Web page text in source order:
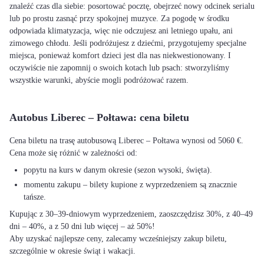
znaleźć czas dla siebie: posortować pocztę, obejrzeć nowy odcinek serialu
lub po prostu zasnąć przy spokojnej muzyce. Za pogodę w środku
odpowiada klimatyzacja, więc nie odczujesz ani letniego upału, ani
zimowego chłodu. Jeśli podróżujesz z dziećmi, przygotujemy specjalne
miejsca, ponieważ komfort dzieci jest dla nas niekwestionowany. I
oczywiście nie zapomnij o swoich kotach lub psach: stworzyliśmy
wszystkie warunki, abyście mogli podróżować razem.
Autobus Liberec – Połtawa: cena biletu
Cena biletu na trasę autobusową Liberec – Połtawa wynosi od 5060 €.
Cena może się różnić w zależności od:
popytu na kurs w danym okresie (sezon wysoki, święta).
momentu zakupu – bilety kupione z wyprzedzeniem są znacznie
tańsze.
Kupując z 30–39-dniowym wyprzedzeniem, zaoszczędzisz 30%, z 40–49
dni – 40%, a z 50 dni lub więcej – aż 50%!
Aby uzyskać najlepsze ceny, zalecamy wcześniejszy zakup biletu,
szczególnie w okresie świąt i wakacji.